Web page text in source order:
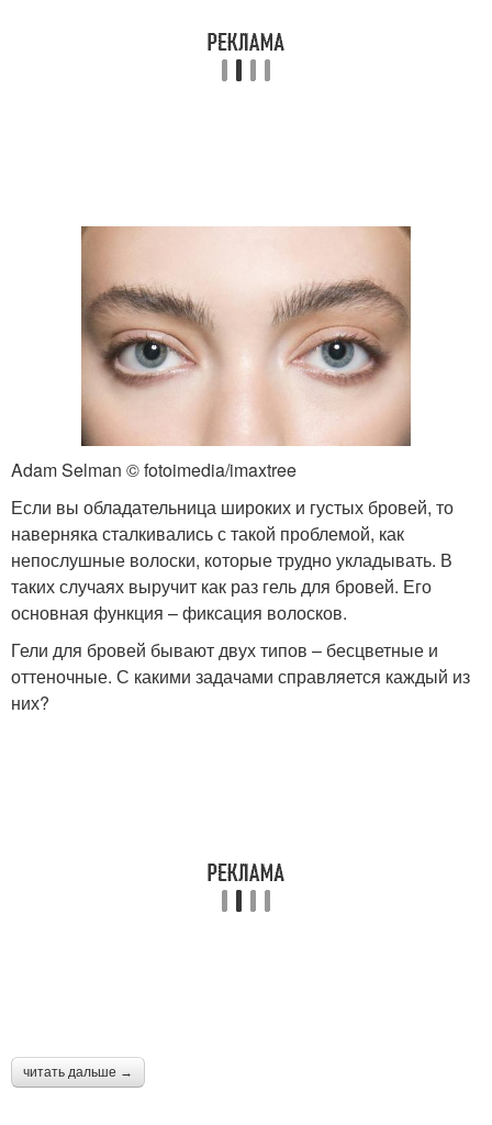
Брови с оттеночным
гелем
Недорогой гель
Adam Selman © fotoimedia/imaxtree
Если вы обладательница широких и густых бровей, то
наверняка сталкивались с такой проблемой, как
непослушные волоски, которые трудно укладывать. В
таких случаях выручит как раз гель для бровей. Его
основная функция – фиксация волосков.
Гели для бровей бывают двух типов – бесцветные и
оттеночные. С какими задачами справляется каждый из
них?
читать дальше →